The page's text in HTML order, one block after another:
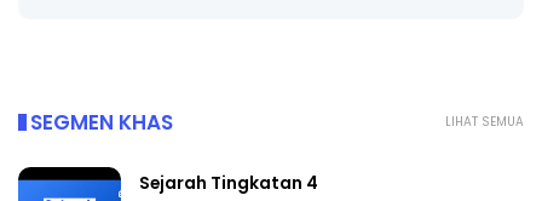
LIHAT SEMUA
SEGMEN KHAS
Sejarah Tingkatan 4